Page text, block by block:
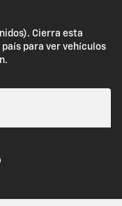
Cierra esta
para ver vehículos